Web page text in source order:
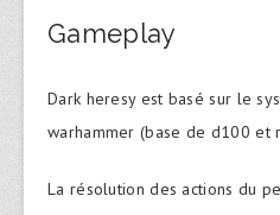
Gameplay
Dark heresy est basé sur le
warhammer (base de d100 et
La résolution des actions du